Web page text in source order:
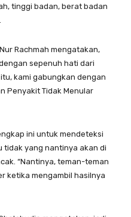
tinggi badan, berat badan
Rachmah mengatakan,
sepenuh hati dari
kami gabungkan dengan
Penyakit Tidak Menular
ini untuk mendeteksi
tidak yang nantinya akan di
“Nantinya, teman-teman
ketika mengambil hasilnya